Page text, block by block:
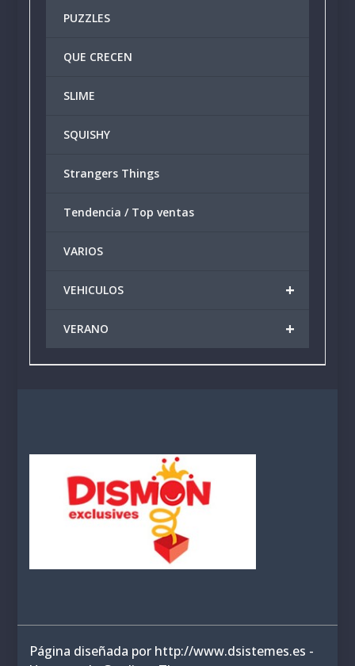
PUZZLES
QUE CRECEN
SLIME
SQUISHY
Strangers Things
Tendencia / Top ventas
VARIOS
+
VEHICULOS
+
VERANO
Página diseñada por http://www.dsistemes.es -